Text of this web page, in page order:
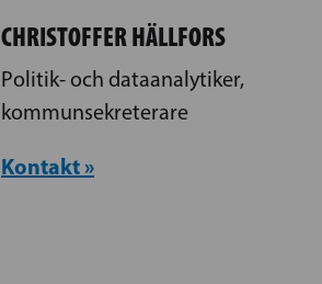
CHRISTOFFER HÄLLFORS
Politik- och dataanalytiker,
kommunsekreterare
Kontakt »